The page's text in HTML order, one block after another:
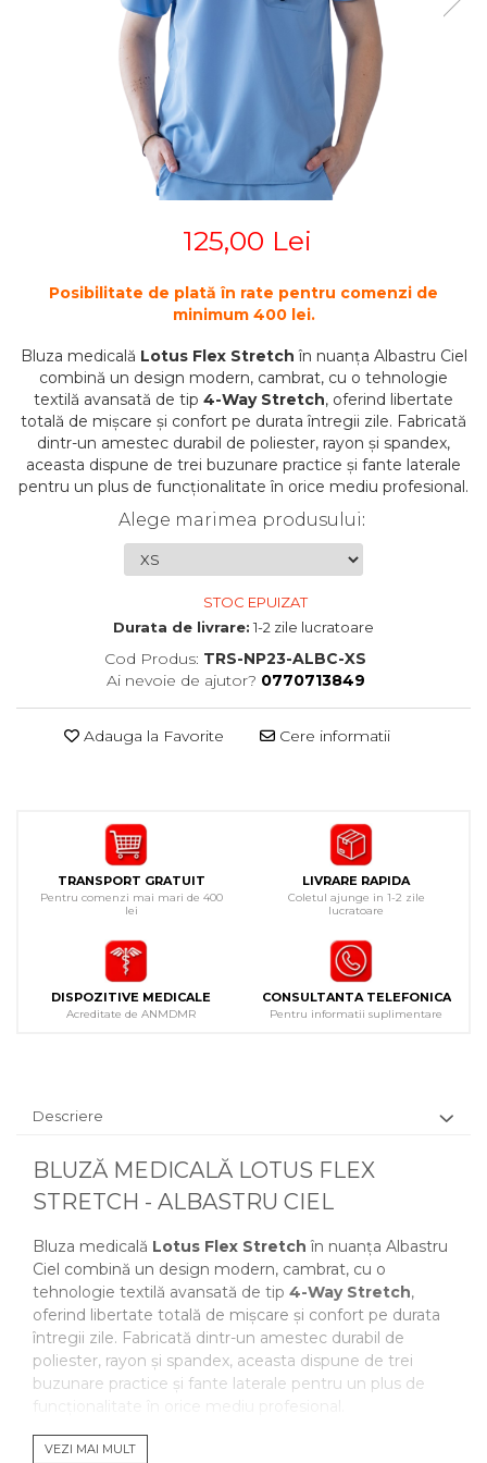
ORTEZE PENTRU MEMBRUL
ORTEZE PENTRU COLOANA
ORTEZE FACIALE
PROTEZA EXTERNA DE SAN
SUSTINATORI PLANTARI
PRODUSE ABENA
SALTELE ANTIESCARE
SCAUNE DE DUS
SCAUNE DE TOALETA
STETOSCOAPE LITTMANN
TENSIOMETRE
TERMOMETRE
125,00 Lei
Posibilitate de plată în rate pentru comenzi de
minimum 400 lei.
Bluza medicală Lotus Flex Stretch în nuanța Albastru Ciel
combină un design modern, cambrat, cu o tehnologie
textilă avansată de tip 4-Way Stretch, oferind libertate
totală de mișcare și confort pe durata întregii zile. Fabricată
dintr-un amestec durabil de poliester, rayon și spandex,
aceasta dispune de trei buzunare practice și fante laterale
pentru un plus de funcționalitate în orice mediu profesional.
Alege marimea produsului:
STOC EPUIZAT
Durata de livrare: 1-2 zile lucratoare
Cod Produs: TRS-NP23-ALBC-XS
Ai nevoie de ajutor? 0770713849
Adauga la Favorite Cere informatii
TRANSPORT GRATUIT
Pentru comenzi mai mari de 400
lei
LIVRARE RAPIDA
Coletul ajunge in 1-2 zile
lucratoare
DISPOZITIVE MEDICALE
Acreditate de ANMDMR
CONSULTANTA TELEFONICA
Pentru informatii suplimentare
Descriere
BLUZĂ MEDICALĂ LOTUS FLEX
STRETCH - ALBASTRU CIEL
Bluza medicală Lotus Flex Stretch în nuanța Albastru
Ciel combină un design modern, cambrat, cu o
tehnologie textilă avansată de tip 4-Way Stretch,
oferind libertate totală de mișcare și confort pe durata
întregii zile. Fabricată dintr-un amestec durabil de
poliester, rayon și spandex, aceasta dispune de trei
buzunare practice și fante laterale pentru un plus de
funcționalitate în orice mediu profesional.
VEZI MAI MULT